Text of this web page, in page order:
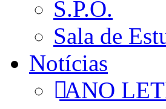
S.P.O.
Sala de
Notícias
ANO